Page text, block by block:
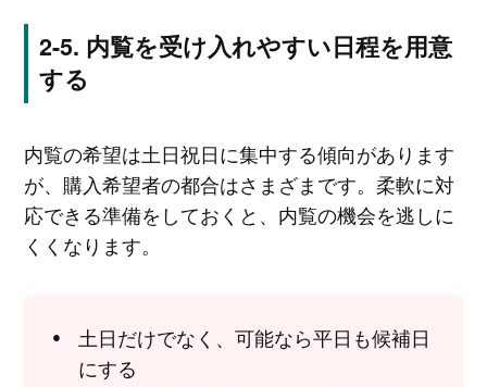
内覧を受け入れやすい日程を用意
する
内覧の希望は土日祝日に集中する傾向があります
が、購入希望者の都合はさまざまです。柔軟に対
応できる準備をしておくと、内覧の機会を逃しに
くくなります。
土日だけでなく、可能なら平日も候補日
にする